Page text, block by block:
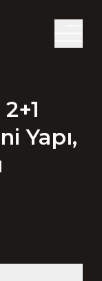
Yapı,